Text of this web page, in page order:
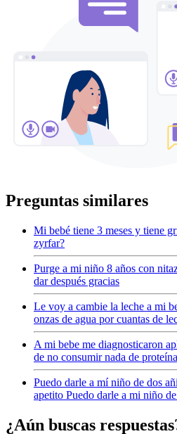
Preguntas similares
Mi bebé tiene 3 meses y tiene
zyrfar?
Purge a mi niño 8 años con
dar después gracias
Le voy a cambie la leche a mi
onzas de agua por cuantas de
A mi bebe me diagnosticaron
de no consumir nada de
Puedo darle a mí niño de dos
apetito Puedo darle a mi niño
¿Aún buscas